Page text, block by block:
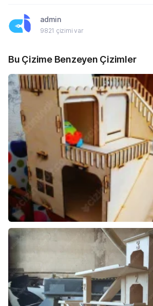
admin
9821 çizimi var
Bu Çizime Benzeyen Çizimler